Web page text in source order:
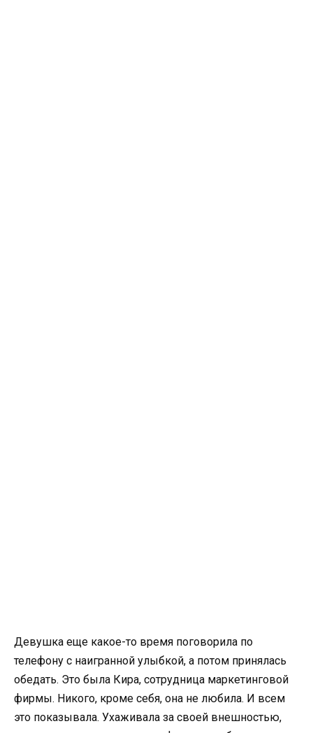
Девушка еще какое-то время поговорила по
телефону с наигранной улыбкой, а потом принялась
обедать. Это была Кира, сотрудница маркетинговой
фирмы. Никого, кроме себя, она не любила. И всем
это показывала. Ухаживала за своей внешностью,